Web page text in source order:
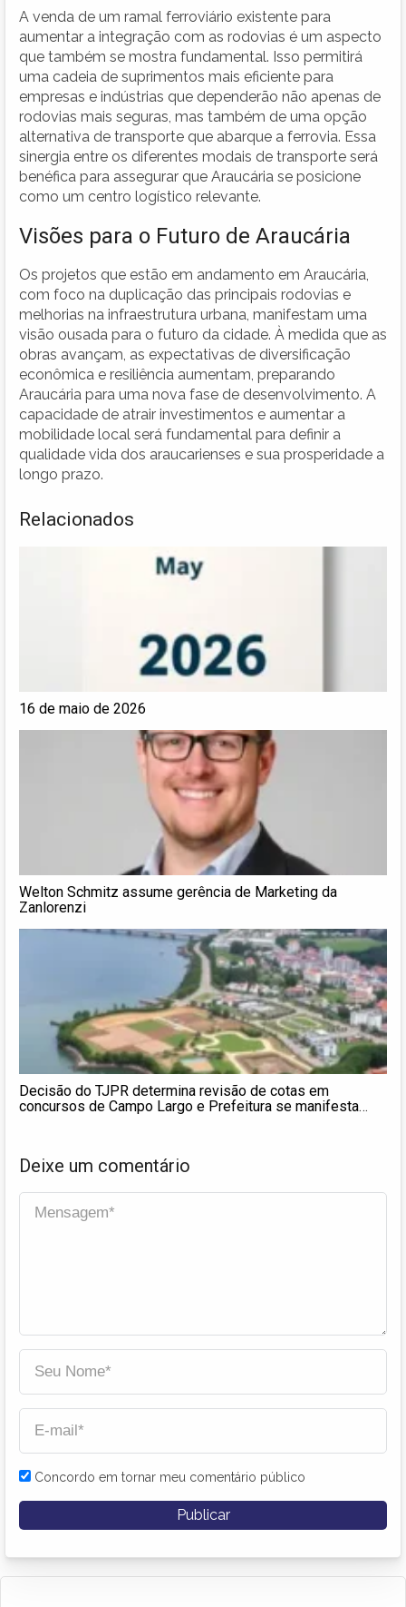
A venda de um ramal ferroviário existente para
aumentar a integração com as rodovias é um aspecto
que também se mostra fundamental. Isso permitirá
uma cadeia de suprimentos mais eficiente para
empresas e indústrias que dependerão não apenas de
rodovias mais seguras, mas também de uma opção
alternativa de transporte que abarque a ferrovia. Essa
sinergia entre os diferentes modais de transporte será
benéfica para assegurar que Araucária se posicione
como um centro logístico relevante.
Visões para o Futuro de Araucária
Os projetos que estão em andamento em Araucária,
com foco na duplicação das principais rodovias e
melhorias na infraestrutura urbana, manifestam uma
visão ousada para o futuro da cidade. À medida que as
obras avançam, as expectativas de diversificação
econômica e resiliência aumentam, preparando
Araucária para uma nova fase de desenvolvimento. A
capacidade de atrair investimentos e aumentar a
mobilidade local será fundamental para definir a
qualidade vida dos araucarienses e sua prosperidade a
longo prazo.
Relacionados
16 de maio de 2026
Welton Schmitz assume gerência de Marketing da
Zanlorenzi
Decisão do TJPR determina revisão de cotas em
concursos de Campo Largo e Prefeitura se manifesta
Deixe um comentário
Concordo em tornar meu comentário público